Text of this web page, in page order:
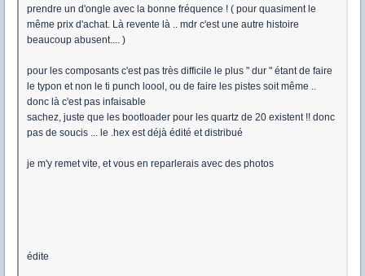
prendre un d'ongle avec la bonne fréquence ! ( pour quasiment le
même prix d'achat. Là revente là .. mdr c'est une autre histoire
beaucoup abusent.... )
pour les composants c'est pas très difficile le plus " dur " étant de faire
le typon et non le ti punch loool, ou de faire les pistes soit même ..
donc là c'est pas infaisable
sachez, juste que les bootloader pour les quartz de 20 existent !! donc
pas de soucis ... le .hex est déjà édité et distribué
je m'y remet vite, et vous en reparlerais avec des photos
édite